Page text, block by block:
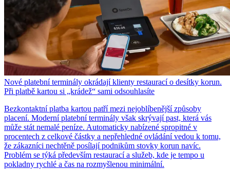
Nové platební terminály okrádají klienty restaurací o desítky korun.
Při platbě kartou si „krádež“ sami odsouhlasíte
Bezkontaktní platba kartou patří mezi nejoblíbenější způsoby
placení. Moderní platební terminály však skrývají past, která vás
může stát nemalé peníze. Automaticky nabízené spropitné v
procentech z celkové částky a nepřehledné ovládání vedou k tomu,
že zákazníci nechtěně posílají podnikům stovky korun navíc.
Problém se týká především restaurací a služeb, kde je tempo u
pokladny rychlé a čas na rozmyšlenou minimální.